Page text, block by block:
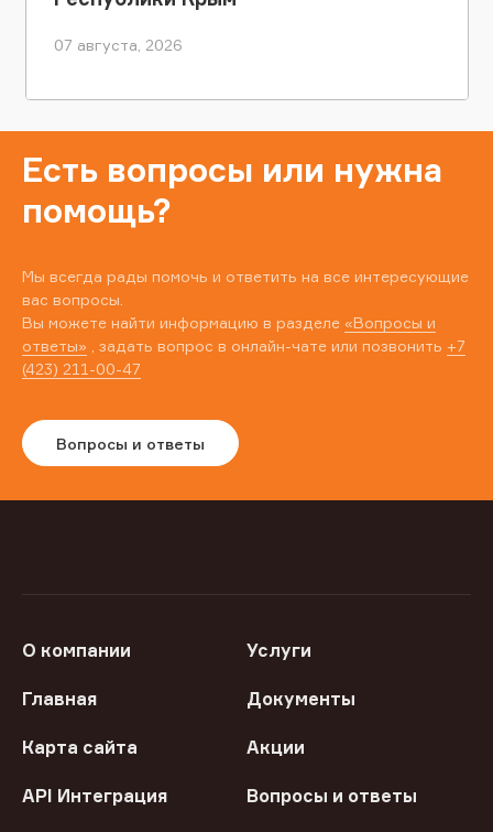
07 августа, 2026
Есть вопросы или нужна
помощь?
Мы всегда рады помочь и ответить на все интересующие
вас вопросы.
Вы можете найти информацию в разделе «Вопросы и
ответы» , задать вопрос в онлайн-чате или позвонить +7
(423) 211-00-47
Вопросы и ответы
О компании Услуги
Главная Документы
Карта сайта Акции
API Интеграция Вопросы и ответы